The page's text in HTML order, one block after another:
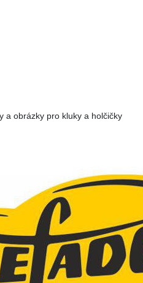
a obrázky pro kluky a holčičky